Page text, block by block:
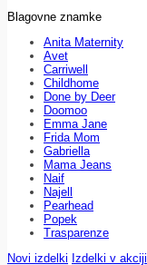
Blagovne znamke
Anita Maternity
Avet
Carriwell
Childhome
Done by Deer
Doomoo
Emma Jane
Frida Mom
Gabriella
Mama Jeans
Naif
Najell
Pearhead
Popek
Trasparenze
Novi izdelki Izdelki v akciji